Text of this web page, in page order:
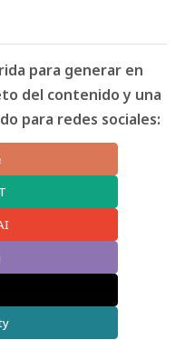
para generar en
del contenido y una
para redes sociales: